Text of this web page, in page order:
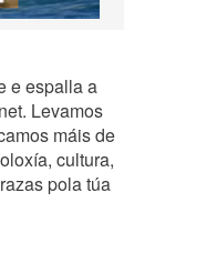
e espalla a
Levamos
máis de
cultura,
pola túa